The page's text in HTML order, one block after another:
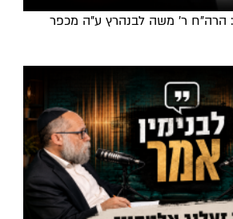
הרה"ח ר' משה לבנהרץ ע"ה מכפר